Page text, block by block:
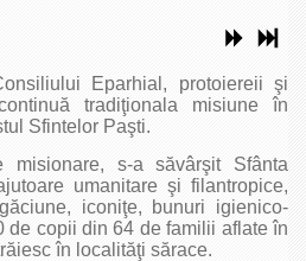
Eparhial, protoiereii şi
tradiţionala misiune în
Sfintelor Paşti.
misionare, s-a săvârşit Sfânta
umanitare şi filantropice,
iconiţe, bunuri igienico-
de copii din 64 de familii aflate în
în localităţi sărace.